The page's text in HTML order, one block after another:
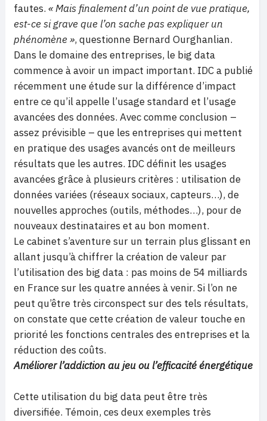
fautes. « Mais finalement d’un point de vue pratique,
est-ce si grave que l’on sache pas expliquer un
phénomène », questionne Bernard Ourghanlian.
Dans le domaine des entreprises, le big data
commence à avoir un impact important. IDC a publié
récemment une étude sur la différence d’impact
entre ce qu’il appelle l’usage standard et l’usage
avancées des données. Avec comme conclusion –
assez prévisible – que les entreprises qui mettent
en pratique des usages avancés ont de meilleurs
résultats que les autres. IDC définit les usages
avancées grâce à plusieurs critères : utilisation de
données variées (réseaux sociaux, capteurs…), de
nouvelles approches (outils, méthodes…), pour de
nouveaux destinataires et au bon moment.
Le cabinet s’aventure sur un terrain plus glissant en
allant jusqu’à chiffrer la création de valeur par
l’utilisation des big data : pas moins de 54 milliards
en France sur les quatre années à venir. Si l’on ne
peut qu’être très circonspect sur des tels résultats,
on constate que cette création de valeur touche en
priorité les fonctions centrales des entreprises et la
réduction des coûts.
Améliorer l’addiction au jeu ou l’efficacité énergétique
Cette utilisation du big data peut être très
diversifiée. Témoin, ces deux exemples très